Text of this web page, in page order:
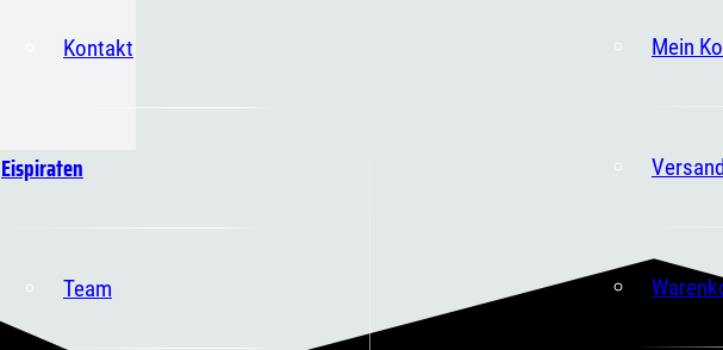
Mein
Kontakt
Eispiraten
Team